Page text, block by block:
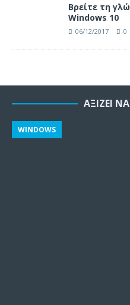
Βρείτε τη
Windows 10
06/12/2017 0
ΑΞΊΖΕΙ
WINDOWS